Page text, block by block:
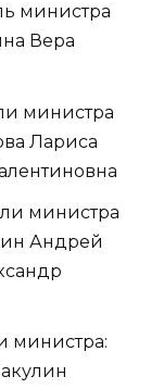
министра
Вера
министра
Лариса
министра
Андрей
министра: